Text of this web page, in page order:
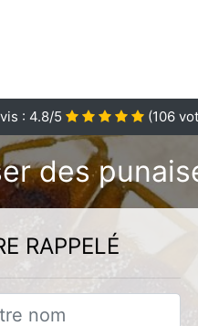
: 4.8/5 (106
des
RAPPELÉ